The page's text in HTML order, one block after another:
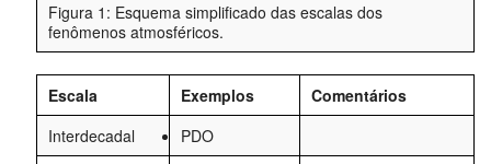
Figura 1: Esquema simplificado das escalas dos
fenômenos atmosféricos.
Escala Exemplos
Comentários
Interdecadal
PDO